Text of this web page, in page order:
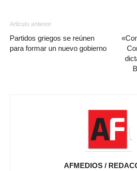
Artículo anterior
Partidos griegos se reúnen
para formar un nuevo gobierno
AFMEDIOS /